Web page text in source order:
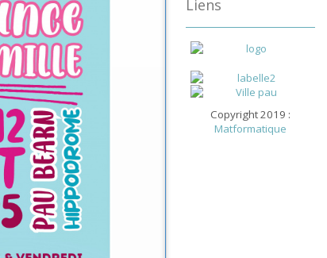
Liens
Copyright 2019 :
Matformatique